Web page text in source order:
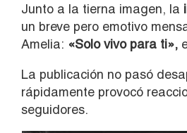
Junto a la tierna imagen, la
un breve pero emotivo
Amelia: «Solo vivo para ti»,
La publicación no pasó
rápidamente provocó
seguidores.